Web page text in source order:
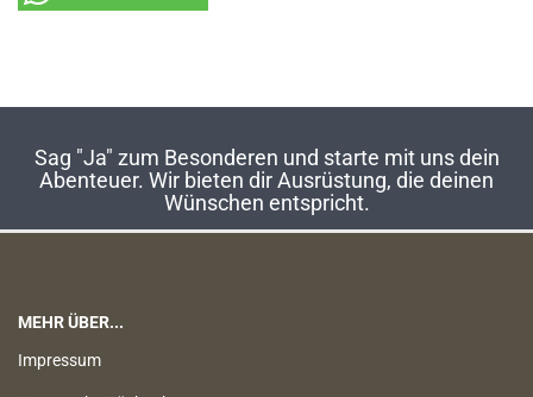
Sag "Ja" zum Besonderen und starte mit uns dein
Abenteuer. Wir bieten dir Ausrüstung, die deinen
Wünschen entspricht.
MEHR ÜBER...
Impressum